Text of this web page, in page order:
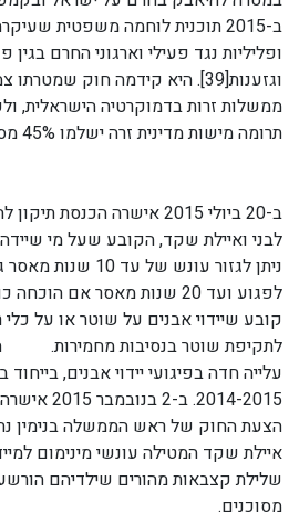
ב-2015 תוכנית לוחמה משפטית
ופליליות נגד פעילי וארגוני החרם
וגזענות[39]. היא קידמה חוק
ממשלות זרות בדמוקרטיה הישראלית,
תרומה מישות מדינית זרה ישלמו 45% מס על התרומה.
ב-20 ביולי 2015 אישרה
לבני ואיילת שקד, הקובע שעל מי
ניתן לגזור עונש
לפגוע ועד 20 שנות מאסר אם
קובע שיידוי אבנים על שוטר או על
לתקיפת שוטר בנסיבות מחמירות.
עלייה חדה בפיגועי יידוי אבנים,
2014-
הצעת החוק של ראש הממשלה בנימין
איילת שקד המטילה עונשי מינימום
שלילת קצבאות מהורים שילדיהם
מסוכנים.